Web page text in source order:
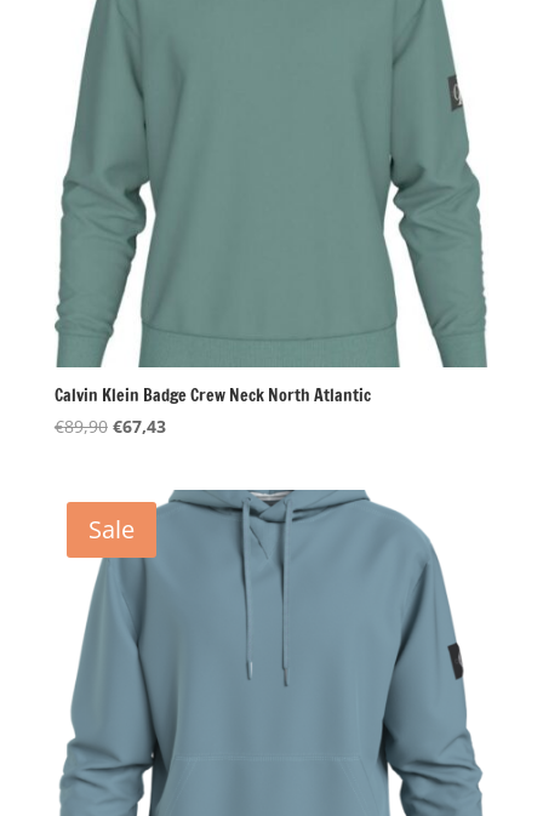
Calvin Klein Badge Crew Neck North Atlantic
€89,90 Oorspronkelijke
€89,90.
€67,43Huidige
€67,43.
Sale